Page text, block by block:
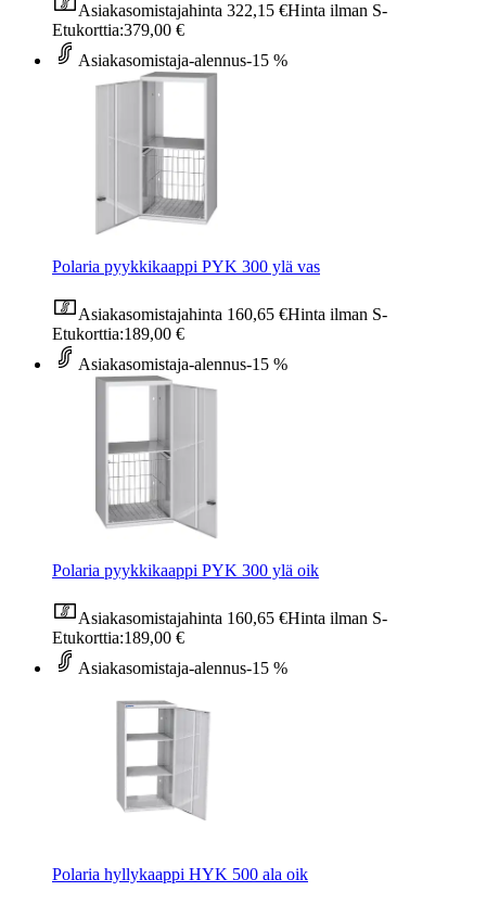
Asiakasomistajahinta 322,15 €Hinta ilman S-
Etukorttia:379,00 €
Asiakasomistaja-alennus-15 %
Polaria pyykkikaappi PYK 300 ylä vas
Asiakasomistajahinta 160,65 €Hinta ilman S-
Etukorttia:189,00 €
Asiakasomistaja-alennus-15 %
Polaria pyykkikaappi PYK 300 ylä oik
Asiakasomistajahinta 160,65 €Hinta ilman S-
Etukorttia:189,00 €
Asiakasomistaja-alennus-15 %
Polaria hyllykaappi HYK 500 ala oik